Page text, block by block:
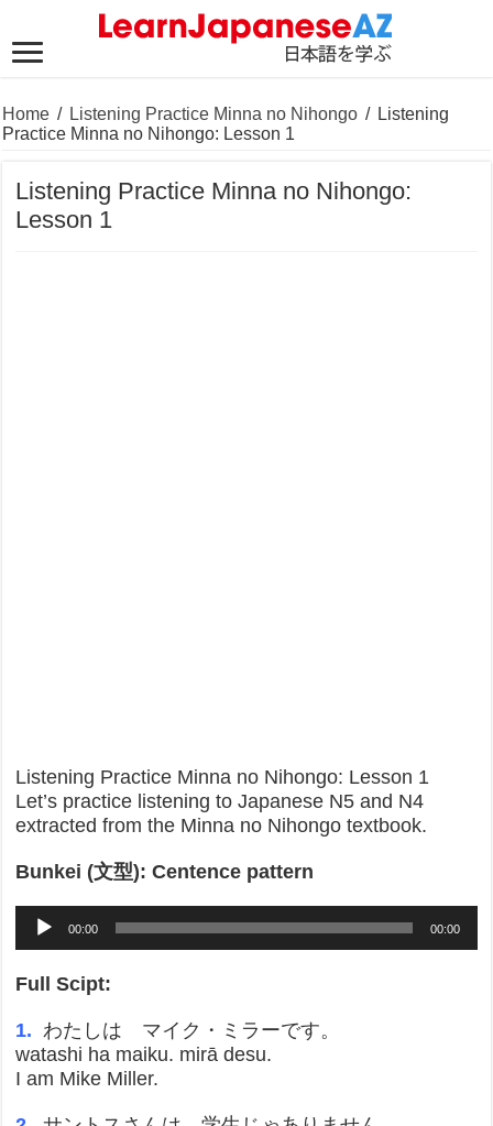
Home / Listening Practice Minna no Nihongo / Listening
Practice Minna no Nihongo: Lesson 1
Listening Practice Minna no Nihongo:
Lesson 1
Listening Practice Minna no Nihongo: Lesson 1
Let’s practice listening to Japanese N5 and N4
extracted from the Minna no Nihongo textbook.
Bunkei (文型): Centence pattern
Audio
Player
00:00 00:00
Full Scipt:
1. わたしは マイク・ミラーです。
watashi ha maiku. mirā desu.
I am Mike Miller.